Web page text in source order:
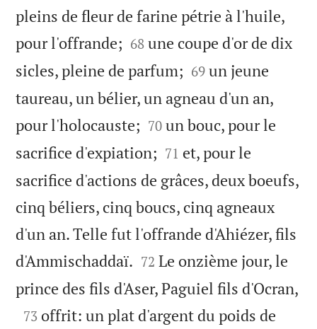
pleins de fleur de farine pétrie à l'huile,
pour l'offrande; 

68 une coupe d'or de dix
sicles, pleine de parfum; 

69 un jeune
taureau, un bélier, un agneau d'un an,
pour l'holocauste; 

70 un bouc, pour le
sacrifice d'expiation; 

71 et, pour le
sacrifice d'actions de grâces, deux boeufs,
cinq béliers, cinq boucs, cinq agneaux
d'un an. Telle fut l'offrande d'Ahiézer, fils
d'Ammischaddaï. 

72 Le onzième jour, le
prince des fils d'Aser, Paguiel fils d'Ocran,

73 offrit: un plat d'argent du poids de